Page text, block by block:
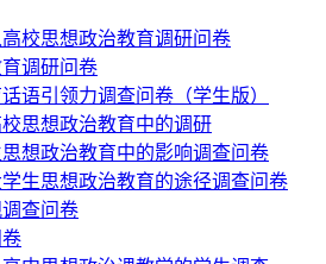
校思想政治教育调研问卷
调研问卷
语引领力调查问卷（学生版）
思想政治教育中的调研
想政治教育中的影响调查问卷
生思想政治教育的途径调查问卷
查问卷